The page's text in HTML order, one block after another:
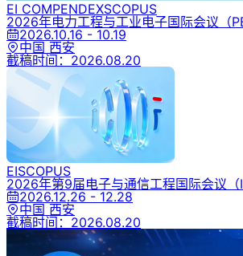
EI COMPENDEXSCOPUS
2026年电力工程与工业电子国际会议 （
2026.10.16 - 10.19
中国 西安
截稿时间： 2026.08.20
EISCOPUS
2026年第9届电子与通信工程国际会议
2026.12.26 - 12.28
中国 西安
截稿时间： 2026.08.20